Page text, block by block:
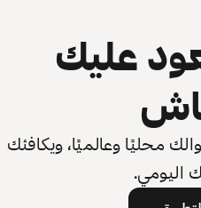
عليك
محليًا وعالميًا، ويكافئك
اليومي.